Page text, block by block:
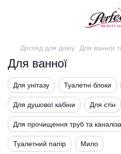
Догляд для дому Для ванної
Для ванної
Для унітазу Туалетні блоки
Для душової кабіни Для стін
Для прочищення труб та
Туалетний папір Мило